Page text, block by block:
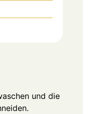
und die